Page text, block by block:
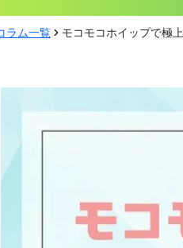
ラム一覧
モコモコホイップで極